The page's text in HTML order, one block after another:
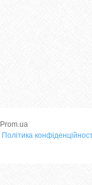
Prom.ua
Політика